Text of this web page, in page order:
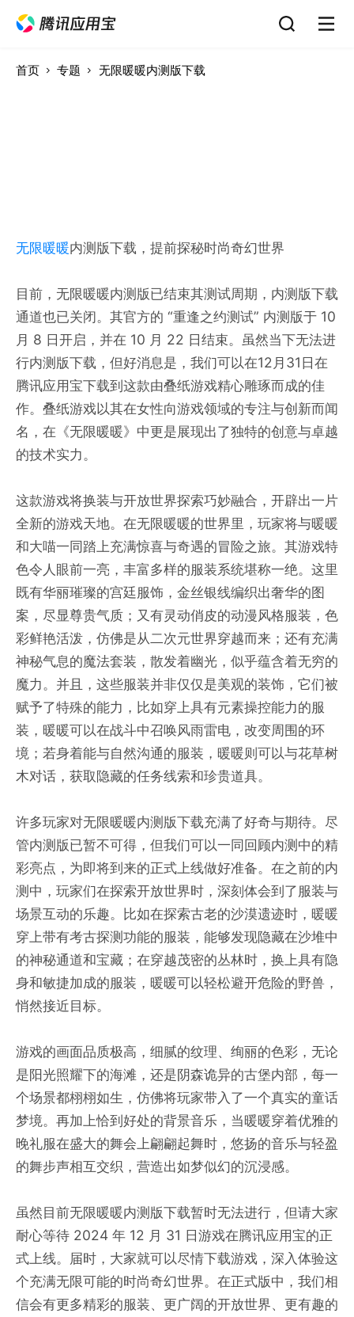
首页 专题 无限暖暖内测版下载
无限暖暖内测版下载，提前探秘时尚奇幻世界
目前，无限暖暖内测版已结束其测试周期，内测版下载
通道也已关闭。其官方的 “重逢之约测试” 内测版于 10
月 8 日开启，并在 10 月 22 日结束。虽然当下无法进
行内测版下载，但好消息是，我们可以在12月31日在
腾讯应用宝下载到这款由叠纸游戏精心雕琢而成的佳
作。叠纸游戏以其在女性向游戏领域的专注与创新而闻
名，在《无限暖暖》中更是展现出了独特的创意与卓越
的技术实力。
这款游戏将换装与开放世界探索巧妙融合，开辟出一片
全新的游戏天地。在无限暖暖的世界里，玩家将与暖暖
和大喵一同踏上充满惊喜与奇遇的冒险之旅。其游戏特
色令人眼前一亮，丰富多样的服装系统堪称一绝。这里
既有华丽璀璨的宫廷服饰，金丝银线编织出奢华的图
案，尽显尊贵气质；又有灵动俏皮的动漫风格服装，色
彩鲜艳活泼，仿佛是从二次元世界穿越而来；还有充满
神秘气息的魔法套装，散发着幽光，似乎蕴含着无穷的
魔力。并且，这些服装并非仅仅是美观的装饰，它们被
赋予了特殊的能力，比如穿上具有元素操控能力的服
装，暖暖可以在战斗中召唤风雨雷电，改变周围的环
境；若身着能与自然沟通的服装，暖暖则可以与花草树
木对话，获取隐藏的任务线索和珍贵道具。
许多玩家对无限暖暖内测版下载充满了好奇与期待。尽
管内测版已暂不可得，但我们可以一同回顾内测中的精
彩亮点，为即将到来的正式上线做好准备。在之前的内
测中，玩家们在探索开放世界时，深刻体会到了服装与
场景互动的乐趣。比如在探索古老的沙漠遗迹时，暖暖
穿上带有考古探测功能的服装，能够发现隐藏在沙堆中
的神秘通道和宝藏；在穿越茂密的丛林时，换上具有隐
身和敏捷加成的服装，暖暖可以轻松避开危险的野兽，
悄然接近目标。
游戏的画面品质极高，细腻的纹理、绚丽的色彩，无论
是阳光照耀下的海滩，还是阴森诡异的古堡内部，每一
个场景都栩栩如生，仿佛将玩家带入了一个真实的童话
梦境。再加上恰到好处的背景音乐，当暖暖穿着优雅的
晚礼服在盛大的舞会上翩翩起舞时，悠扬的音乐与轻盈
的舞步声相互交织，营造出如梦似幻的沉浸感。
虽然目前无限暖暖内测版下载暂时无法进行，但请大家
耐心等待 2024 年 12 月 31 日游戏在腾讯应用宝的正
式上线。届时，大家就可以尽情下载游戏，深入体验这
个充满无限可能的时尚奇幻世界。在正式版中，我们相
信会有更多精彩的服装、更广阔的开放世界、更有趣的